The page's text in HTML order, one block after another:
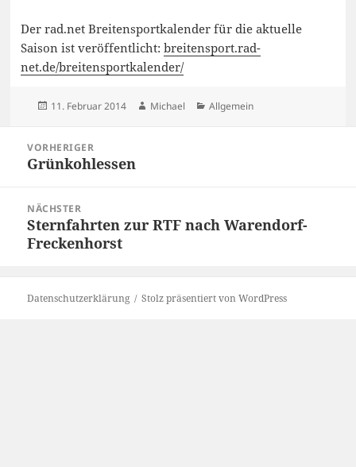
Der rad.net Breitensportkalender für die aktuelle
Saison ist veröffentlicht:breitensport.rad-
net.de/breitensportkalender/
Veröffentlicht
11. Februar 2014 Autor
Michael Kategorien
Allgemein
VORHERIGER
Vorheriger
Grünkohlessen
NÄCHSTER
Nächster
Beitrag:
Sternfahrten zur RTF nach Warendorf-
Freckenhorst
Datenschutzerklärung Stolz präsentiert von WordPress